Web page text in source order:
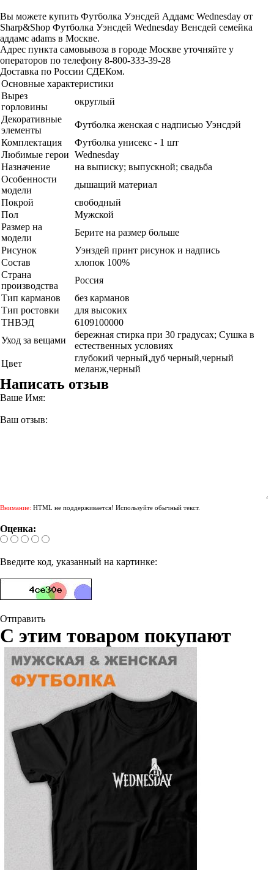
Вы можете купить Футболка Уэнсдей Аддамс Wednesday от
Sharp&Shop Футболка Уэнсдей Wednesday Венсдей семейка
аддамс adams в Москве.
Адрес пункта самовывоза в городе Москве уточняйте у
операторов по телефону 8-800-333-39-28
Доставка по России СДЕКом.
Основные характеристики
Вырез
горловины
округлый
Декоративные
элементы
Футболка женская с надписью Уэнсдэй
Комплектация
Футболка унисекс - 1 шт
Любимые герои Wednesday
Назначение
на выписку; выпускной; свадьба
Особенности
модели
дышащий материал
Покрой
свободный
Пол
Мужской
Размер на
модели
Берите на размер больше
Рисунок
Уэнздей принт рисунок и надпись
Состав
хлопок 100%
Страна
производства
Россия
Тип карманов
без карманов
Тип ростовки
для высоких
ТНВЭД
6109100000
Уход за вещами
бережная стирка при 30 градусах; Сушка в
естественных условиях
Цвет
глубокий черный,дуб черный,черный
меланж,черный
Написать отзыв
Ваше Имя:
Ваш отзыв:
Внимание: HTML не поддерживается! Используйте обычный текст.
Оценка:
Введите код, указанный на картинке:
Отправить
С этим товаром покупают